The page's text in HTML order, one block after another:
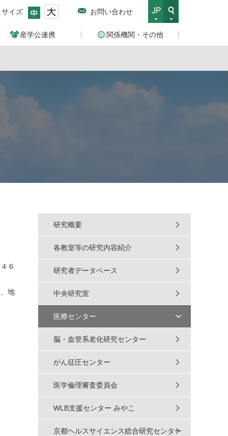
イズ お問い合わせ
産学公連携 関係機関・その他
６
地
研究概要
各教室等の研究内容紹介
研究者データベース
中央研究室
医療センター
脳・血管系老化研究センター
がん征圧センター
医学倫理審査委員会
WLB支援センター みやこ
京都ヘルスサイエンス総合研究センター